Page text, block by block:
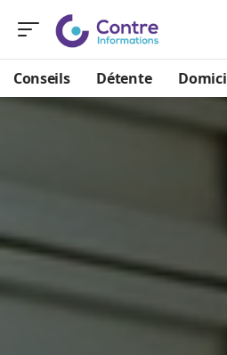
Conseils Détente